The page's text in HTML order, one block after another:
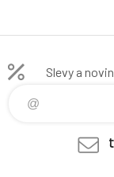
Slevy a